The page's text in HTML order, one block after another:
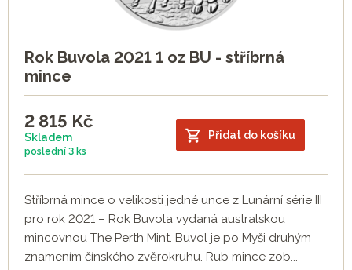
Rok Buvola 2021 1 oz BU - stříbrná
mince
2 815 Kč
Skladem
poslední 3 ks
Přidat do košíku
Stříbrná mince o velikosti jedné unce z Lunární série III
pro rok 2021 – Rok Buvola vydaná australskou
mincovnou The Perth Mint. Buvol je po Myši druhým
znamením čínského zvěrokruhu. Rub mince zob...